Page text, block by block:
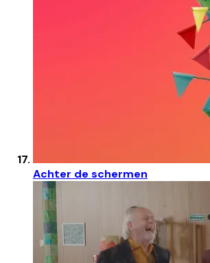
Achter de schermen